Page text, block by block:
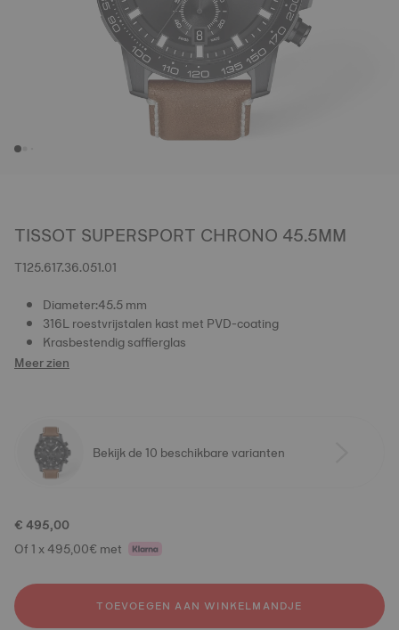
TISSOT SUPERSPORT CHRONO 45.5MM
T125.617.36.051.01
Diameter:45.5 mm
316L roestvrijstalen kast met PVD-coating
Krasbestendig saffierglas
Meer zien
Bekijk de 10 beschikbare varianten
€ 495,00
Of 1 x 495,00€ met
TOEVOEGEN AAN WINKELMANDJE